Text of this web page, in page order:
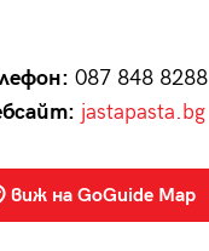
087 848 8288
jastapasta.bg
виж на GoGuide Map